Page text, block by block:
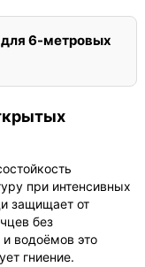
6-метровых
при интенсивных
защищает от
без
и водоёмов это
гниение.